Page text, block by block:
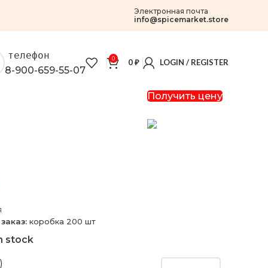
Электронная почта
info@spicemarket.store
телефон
8-900-659-55-07
0 0₽ LOGIN / REGISTER
Получить цену
коробка 200 шт
stock